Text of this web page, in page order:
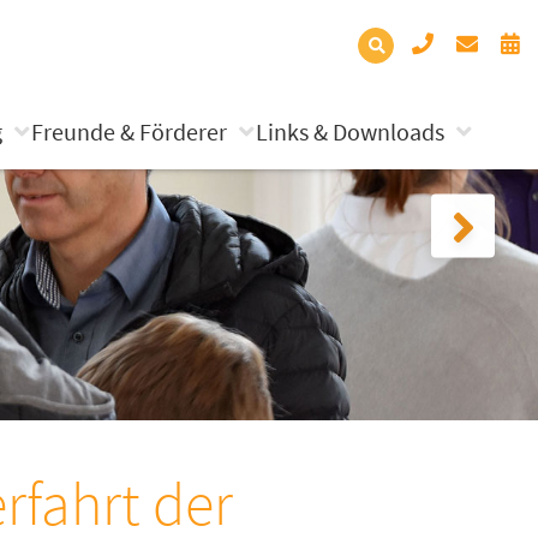
Freunde & Förderer Links & Downloads
der